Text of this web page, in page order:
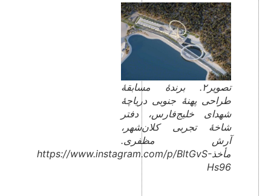
تصویر۲. برندۀ مسابقۀ
طراحی پهنۀ جنوبی دریاچۀ
شهدای خلیج‌فارس، دفتر
شاخۀ تجربی کلان‌شهر،
آرش مظفری.
مأخذhttps://www.instagram.com/p/BltGvS-
Hs96